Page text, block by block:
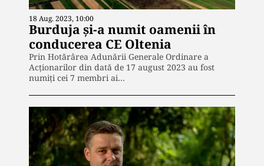
18 Aug. 2023, 10:00
Burduja și-a numit oamenii în
conducerea CE Oltenia
Prin Hotărârea Adunării Generale Ordinare a
Acționarilor din dată de 17 august 2023 au fost
numiți cei 7 membri ai…